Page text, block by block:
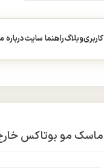
وبلاگراهنما سایتدرباره
ماسک مو بوتاکس خارج